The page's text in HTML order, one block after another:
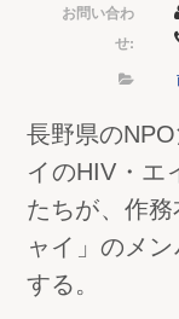
お問い合わ
せ:
長野県の
イのHIV・エ
たちが、作
ャイ」のメ
する。